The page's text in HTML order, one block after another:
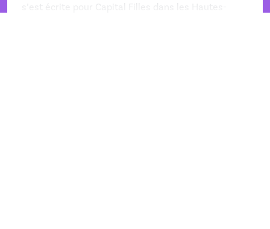
s’est écrite pour Capital Filles dans les Hautes-